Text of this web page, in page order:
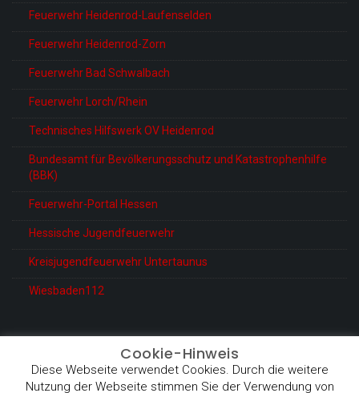
Feuerwehr Heidenrod-Laufenselden
Feuerwehr Heidenrod-Zorn
Feuerwehr Bad Schwalbach
Feuerwehr Lorch/Rhein
Technisches Hilfswerk OV Heidenrod
Bundesamt für Bevölkerungsschutz und Katastrophenhilfe
(BBK)
Feuerwehr-Portal Hessen
Hessische Jugendfeuerwehr
Kreisjugendfeuerwehr Untertaunus
Wiesbaden112
© Feuerwehr Heidenrod-Kemel
Cookie-Hinweis
Diese Webseite verwendet Cookies. Durch die weitere
Nutzung der Webseite stimmen Sie der Verwendung von